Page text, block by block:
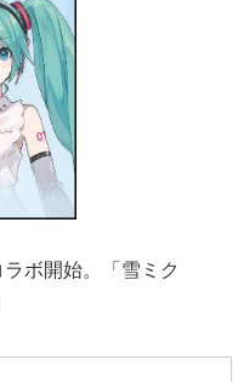
ボ開始。「雪ミク